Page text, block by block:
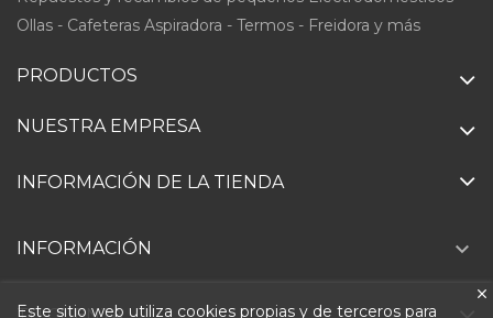
Ollas - Cafeteras Aspiradora - Termos - Freidora y más
PRODUCTOS
NUESTRA EMPRESA
INFORMACIÓN DE LA TIENDA
Este sitio web utiliza cookies propias y de terceros para
INFORMACIÓN 